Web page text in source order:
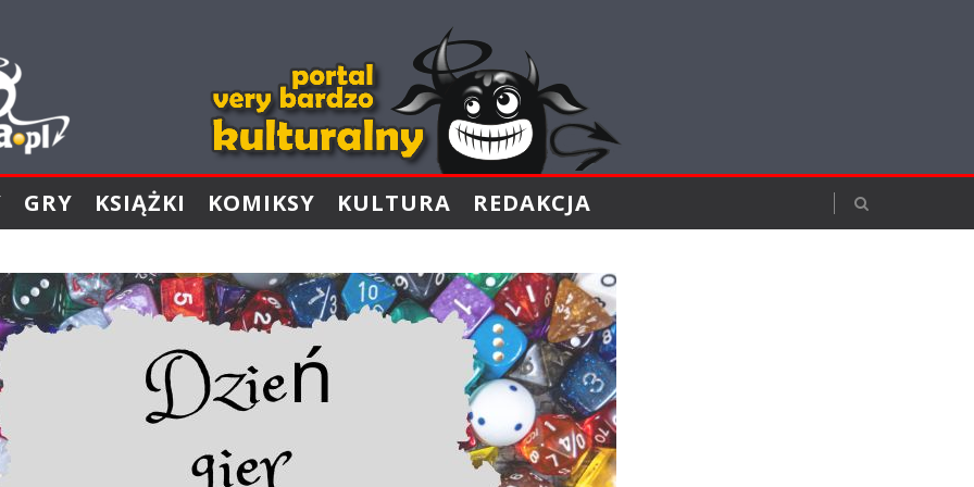
GRY KSIĄŻKI KOMIKSY KULTURA REDAKCJA